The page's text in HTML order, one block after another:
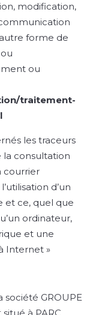
modification,
forme de
ou
traitement-
les traceurs
la consultation
courrier
d’un
et ce, quel que
ordinateur,
et une
Internet »
GROUPE